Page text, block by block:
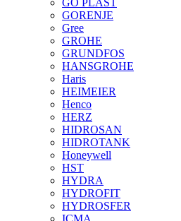
GO PLAST
GORENJE
Gree
GROHE
GRUNDFOS
HANSGROHE
Haris
HEIMEIER
Henco
HERZ
HIDROSAN
HIDROTANK
Honeywell
HST
HYDRA
HYDROFIT
HYDROSFER
ICMA